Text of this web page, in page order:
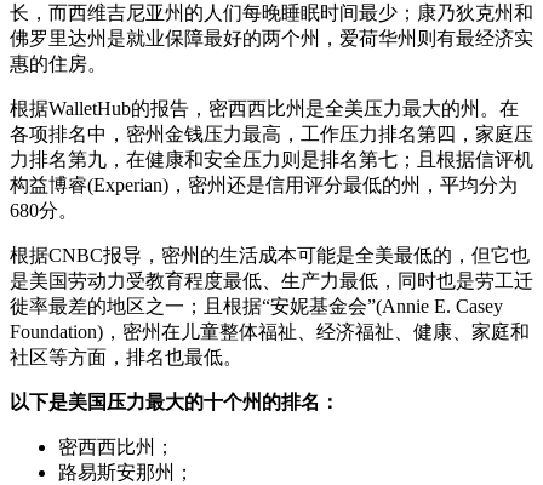
长，而西维吉尼亚州的人们每晚睡眠时间最少；康乃狄克州和
佛罗里达州是就业保障最好的两个州，爱荷华州则有最经济实
惠的住房。
根据WalletHub的报告，密西西比州是全美压力最大的州。在
各项排名中，密州金钱压力最高，工作压力排名第四，家庭压
力排名第九，在健康和安全压力则是排名第七；且根据信评机
构益博睿(Experian)，密州还是信用评分最低的州，平均分为
680分。
根据CNBC报导，密州的生活成本可能是全美最低的，但它也
是美国劳动力受教育程度最低、生产力最低，同时也是劳工迁
徙率最差的地区之一；且根据“安妮基金会”(Annie E. Casey
Foundation)，密州在儿童整体福祉、经济福祉、健康、家庭和
社区等方面，排名也最低。
以下是美国压力最大的十个州的排名：
密西西比州；
路易斯安那州；